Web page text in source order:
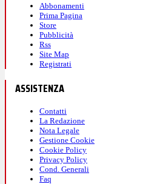
Abbonamenti
Prima Pagina
Store
Pubblicità
Rss
Site Map
Registrati
ASSISTENZA
Contatti
La Redazione
Nota Legale
Gestione Cookie
Cookie Policy
Privacy Policy
Cond. Generali
Faq